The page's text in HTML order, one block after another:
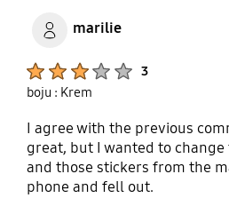
marilie
3
boju : Krem
I agree with the previous
great, but I wanted to
and those stickers from the
phone and fell out.